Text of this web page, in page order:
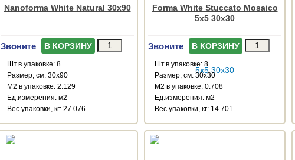
Nanoforma White Natural 30x90
Звоните В КОРЗИНУ
Шт.в упаковке: 8
Размер, см: 30x90
М2 в упаковке: 2.129
Ед.измерения: м2
Веc упаковки, кг: 27.076
Forma White Stuccato Mosaico
5x5 30x30
Звоните В КОРЗИНУ
Шт.в упаковке: 8
Размер, см: 30x30
М2 в упаковке: 0.708
Ед.измерения: м2
Веc упаковки, кг: 14.701